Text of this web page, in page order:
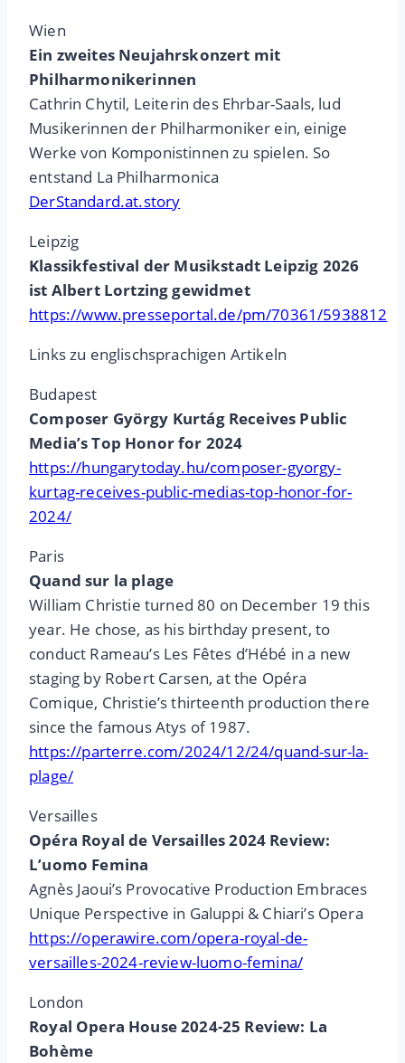
Wien
Ein zweites Neujahrskonzert mit
Philharmonikerinnen
Cathrin Chytil, Leiterin des Ehrbar-Saals, lud
Musikerinnen der Philharmoniker ein, einige
Werke von Komponistinnen zu spielen. So
entstand La Philharmonica
DerStandard.at.story
Leipzig
Klassikfestival der Musikstadt Leipzig 2026
ist Albert Lortzing gewidmet
https://www.presseportal.de/pm/70361/5938812
Links zu englischsprachigen Artikeln
Budapest
Composer György Kurtág Receives Public
Media’s Top Honor for 2024
https://hungarytoday.hu/composer-gyorgy-
kurtag-receives-public-medias-top-honor-for-
2024/
Paris
Quand sur la plage
William Christie turned 80 on December 19 this
year. He chose, as his birthday present, to
conduct Rameau’s Les Fêtes d’Hébé in a new
staging by Robert Carsen, at the Opéra
Comique, Christie’s thirteenth production there
since the famous Atys of 1987.
https://parterre.com/2024/12/24/quand-sur-la-
plage/
Versailles
Opéra Royal de Versailles 2024 Review:
L’uomo Femina
Agnès Jaoui’s Provocative Production Embraces
Unique Perspective in Galuppi & Chiari’s Opera
https://operawire.com/opera-royal-de-
versailles-2024-review-luomo-femina/
London
Royal Opera House 2024-25 Review: La
Bohème